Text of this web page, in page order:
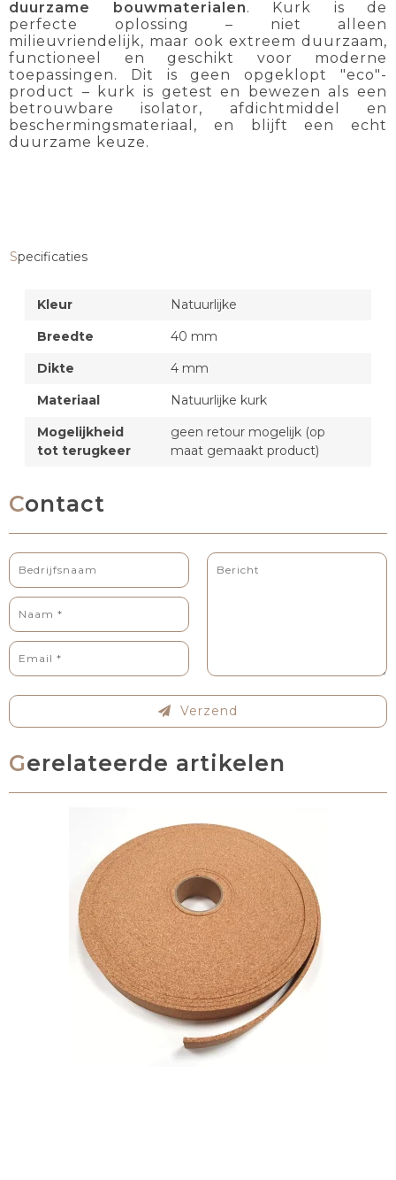
duurzame bouwmaterialen. Kurk is de
perfecte oplossing – niet alleen
milieuvriendelijk, maar ook extreem duurzaam,
functioneel en geschikt voor moderne
toepassingen. Dit is geen opgeklopt "eco"-
product – kurk is getest en bewezen als een
betrouwbare isolator, afdichtmiddel en
beschermingsmateriaal, en blijft een echt
duurzame keuze.
Specificaties
Kleur
Natuurlijke
Breedte
40 mm
Dikte
4 mm
Materiaal
Natuurlijke kurk
Mogelijkheid
tot terugkeer
geen retour mogelijk (op
maat gemaakt product)
Contact
Verzend
Gerelateerde artikelen